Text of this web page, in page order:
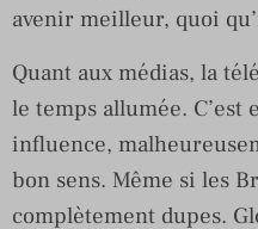
avenir meilleur, quoi
Quant aux médias, la
le temps allumée.
influence,
bon sens. Même si les
complètement dupes.